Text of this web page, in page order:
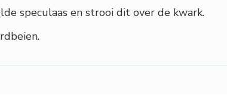
speculaas en strooi dit over de kwark.